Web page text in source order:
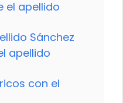
el apellido
Sánchez
apellido
con el